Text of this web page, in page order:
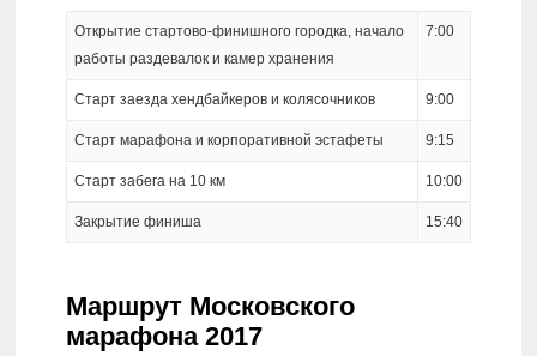
Открытие стартово-финишного городка, начало
работы раздевалок и камер хранения
7:00
Старт заезда хендбайкеров и колясочников 9:00
Старт марафона и корпоративной эстафеты 9:15
Старт забега на 10 км 10:00
Закрытие финиша 15:40
Маршрут Московского
марафона 2017